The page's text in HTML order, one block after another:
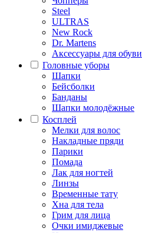
Steel
ULTRAS
New Rock
Dr. Martens
Аксессуары для обуви
Головные уборы
Шапки
Бейсболки
Банданы
Шапки молодёжные
Косплей
Мелки для волос
Накладные пряди
Парики
Помада
Лак для ногтей
Линзы
Временные тату
Хна для тела
Грим для лица
Очки имиджевые